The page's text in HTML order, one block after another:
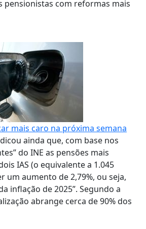
pensionistas com reformas mais
mais caro na próxima semana
ainda que, com base nos
do INE as pensões mais
IAS (o equivalente a 1.045
um aumento de 2,79%, ou seja,
inflação de 2025”. Segundo a
abrange cerca de 90% dos